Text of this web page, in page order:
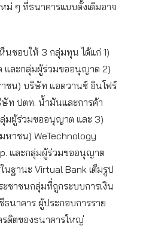
ม่ ๆ ที่ธนาคารแบบดั้งเดิมอาจ
นชอบให้ 3 กลุ่มทุน ได้แก่ 1)
และกลุ่มผู้ร่วมขออนุญาต 2)
ชน) บริษัท แอดวานซ์ อินโฟร์
ท ปตท. น้ำมันและการค้า
มผู้ร่วมขออนุญาต และ 3)
หาชน) WeTechnology
และกลุ่มผู้ร่วมขออนุญาต
นฐานะ Virtual Bank เต็มรูป
ะชาชนกลุ่มที่ถูกระบบการเงิน
นาคาร ผู้ประกอบการราย
ดิตของธนาคารใหญ่